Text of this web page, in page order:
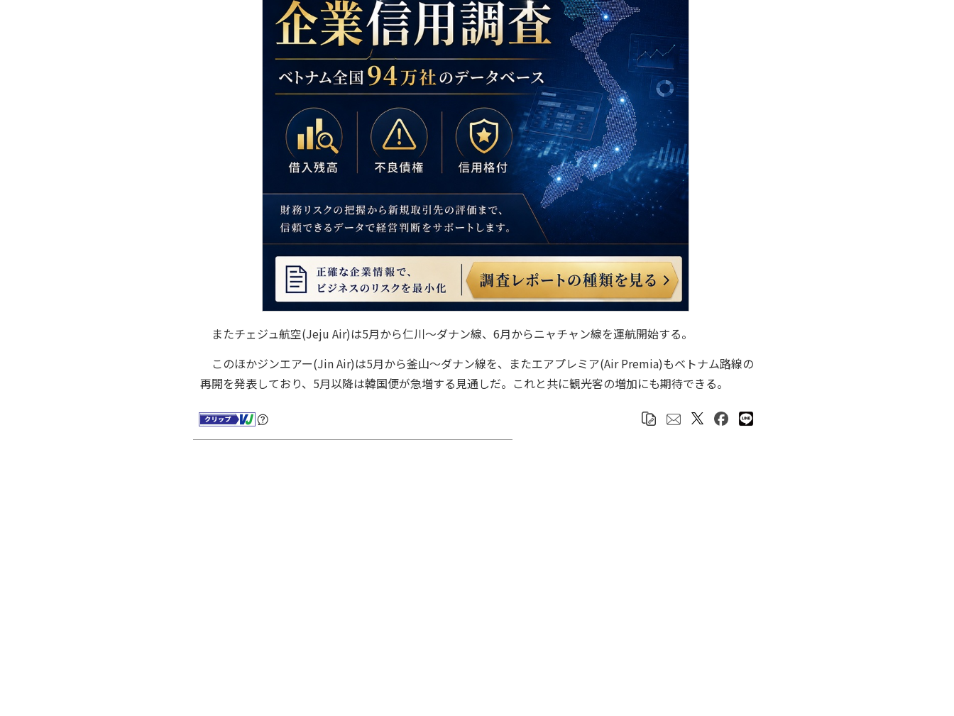
またチェジュ航空(Jeju Air)は5月から仁川～ダナン線、6月からニャチャン線を運航開始する。
このほかジンエアー(Jin Air)は5月から釜山～ダナン線を、またエアプレミア(Air Premia)もベトナム路線の
再開を発表しており、5月以降は韓国便が急増する見通しだ。これと共に観光客の増加にも期待できる。